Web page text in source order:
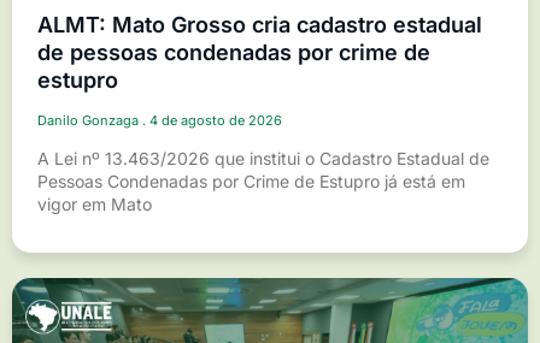
ALMT: Mato Grosso cria cadastro estadual
de pessoas condenadas por crime de
estupro
Danilo Gonzaga 4 de agosto de 2026
A Lei nº 13.463/2026 que institui o Cadastro Estadual de
Pessoas Condenadas por Crime de Estupro já está em
vigor em Mato